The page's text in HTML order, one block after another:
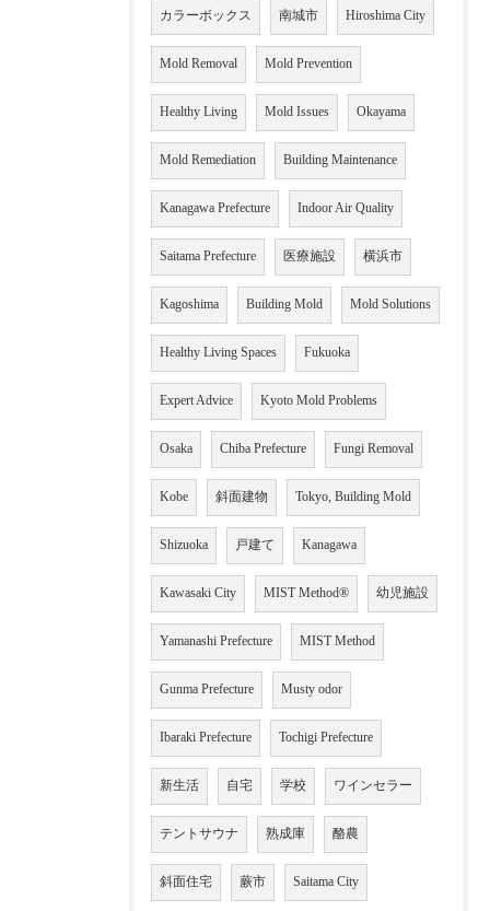
カラーボックス 南城市 Hiroshima City
Mold Removal Mold Prevention
Healthy Living Mold Issues Okayama
Mold Remediation Building Maintenance
Kanagawa Prefecture Indoor Air Quality
Saitama Prefecture 医療施設 横浜市
Kagoshima Building Mold Mold Solutions
Healthy Living Spaces Fukuoka
Expert Advice Kyoto Mold Problems
Osaka Chiba Prefecture Fungi Removal
Kobe 斜面建物 Tokyo, Building Mold
Shizuoka 戸建て Kanagawa
Kawasaki City MIST Method® 幼児施設
Yamanashi Prefecture MIST Method
Gunma Prefecture Musty odor
Ibaraki Prefecture Tochigi Prefecture
新生活 自宅 学校 ワインセラー
テントサウナ 熟成庫 酪農
斜面住宅 蕨市 Saitama City